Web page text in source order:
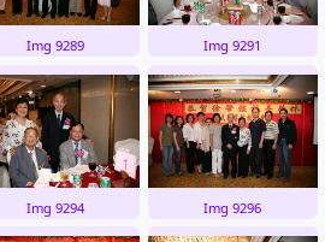
Img 9289 Img 9291
Img 9294 Img 9296